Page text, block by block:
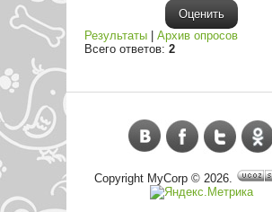
Результаты
Архив опросов
Всего ответов: 2
Copyright MyCorp © 2026.